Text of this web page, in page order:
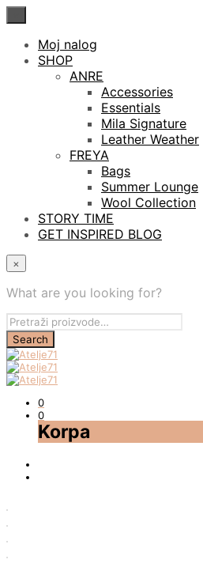
Moj nalog
SHOP
ANRE
Accessories
Essentials
Mila Signature
Leather Weather
FREYA
Bags
Summer Lounge
Wool Collection
STORY TIME
GET INSPIRED BLOG
×
What are you looking for?
0
0
Korpa